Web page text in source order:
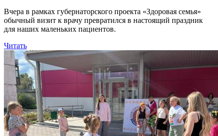
Вчера в рамках губернаторского проекта «Здоровая семья»
обычный визит к врачу превратился в настоящий праздник
для наших маленьких пациентов.
Читать